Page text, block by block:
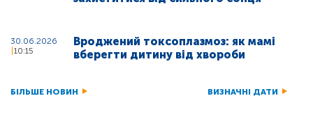
30.06.2026
10:15
Вроджений токсоплазмоз: як мамі
вберегти дитину від хвороби
БІЛЬШЕ НОВИН ВИЗНАЧНІ ДАТИ